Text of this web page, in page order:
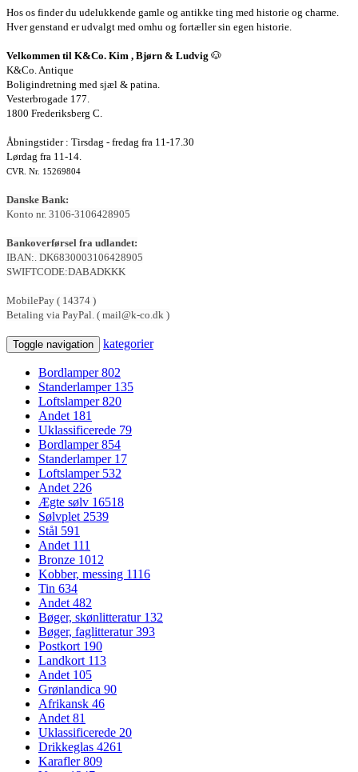
Hos os finder du udelukkende gamle og antikke ting med historie og charme.
Hver genstand er udvalgt med omhu og fortæller sin egen historie.
Velkommen til K&Co. Kim , Bjørn & Ludvig 🐶
K&Co. Antique
Boligindretning med sjæl & patina.
Vesterbrogade 177.
1800 Frederiksberg C.
Åbningstider : Tirsdag - fredag fra 11-17.30
Lørdag fra 11-14.
CVR. Nr. 15269804
Danske Bank:
Konto nr. 3106-3106428905
Bankoverførsel fra udlandet:
IBAN:. DK6830003106428905
SWIFTCODE:DABADKKK
MobilePay ( 14374 )
Betaling via PayPal. ( mail@k-co.dk )
Toggle navigation kategorier
Bordlamper802
Standerlamper 135
Loftslamper820
Andet 181
Uklassificerede 79
Bordlamper854
Standerlamper 17
Loftslamper 532
Andet226
Ægte sølv 16518
Sølvplet2539
Stål 591
Andet 111
Bronze 1012
Kobber, messing 1116
Tin 634
Andet482
Bøger, skønlitteratur 132
Bøger, faglitteratur393
Postkort 190
Landkort 113
Andet 105
Grønlandica 90
Afrikansk 46
Andet81
Uklassificerede 20
Drikkeglas 4261
Karafler809